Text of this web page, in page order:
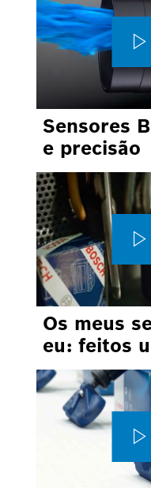
Sensores
e precisão
Os meus
eu: feitos